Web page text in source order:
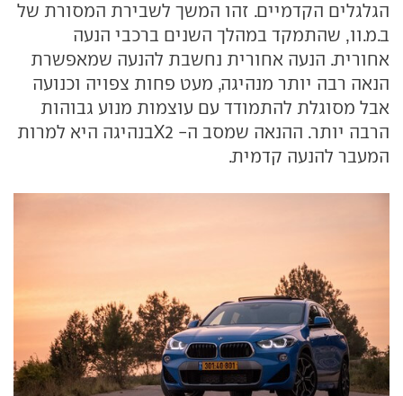
הגלגלים הקדמיים. זהו המשך לשבירת המסורת של
ב.מ.וו, שהתמקד במהלך השנים ברכבי הנעה
אחורית. הנעה אחורית נחשבת להנעה שמאפשרת
הנאה רבה יותר מנהיגה, מעט פחות צפויה וכנועה
אבל מסוגלת להתמודד עם עוצמות מנוע גבוהות
הרבה יותר. ההנאה שמסב ה- X2בנהיגה היא למרות
המעבר להנעה קדמית.